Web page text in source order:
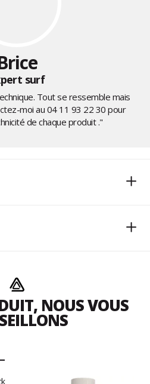
surf
Tout se ressemble mais
moi au 04 11 93 22 30 pour
de chaque produit ."
NOUS VOUS